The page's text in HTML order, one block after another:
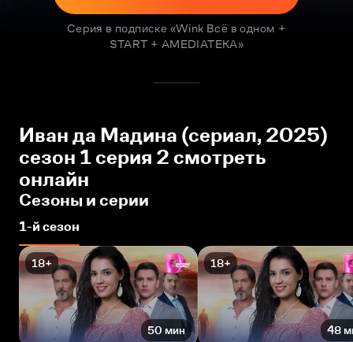
Серия в подписке «Wink Всё в одном +
START + AMEDIATEKA»
Иван да Мадина (сериал, 2025)
сезон 1 серия 2 смотреть
онлайн
Сезоны и серии
1-й сезон
18+
50 мин
18+
48